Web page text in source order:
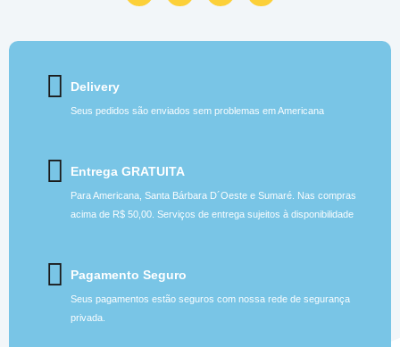
Delivery
Seus pedidos são enviados sem problemas em Americana
Entrega GRATUITA
Para Americana, Santa Bárbara D´Oeste e Sumaré. Nas compras
acima de R$ 50,00. Serviços de entrega sujeitos à disponibilidade
Pagamento Seguro
Seus pagamentos estão seguros com nossa rede de segurança
privada.